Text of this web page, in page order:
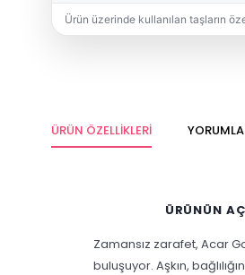
Ürün üzerinde kullanılan taşların
ÜRÜN ÖZELLIKLERI
ÜRÜNÜN
Zamansız zarafet, Acar
buluşuyor. Aşkın,